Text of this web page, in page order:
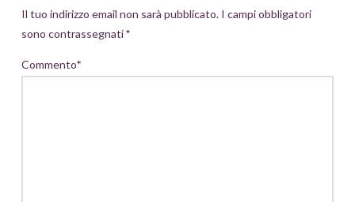
Il tuo indirizzo email non sarà pubblicato. I campi obbligatori
sono contrassegnati*
Commento*